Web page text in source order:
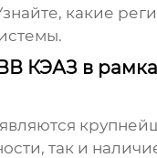
какие
КЭАЗ в
так и